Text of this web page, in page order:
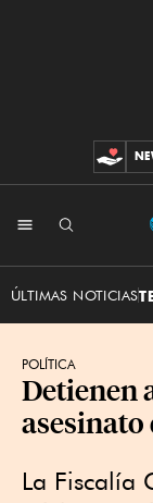
ÚLTIMAS NOTICIAS
POLÍTICA
Detienen
asesinato
La Fiscalía